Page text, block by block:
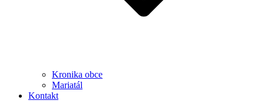
Kronika obce
Mariatál
Kontakt